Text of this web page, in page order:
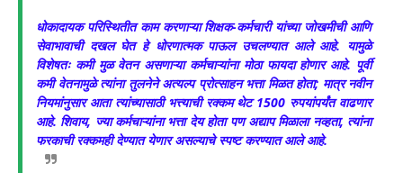
धोकादायक परिस्थितीत काम करणाऱ्या शिक्षक-कर्मचारी यांच्या जोखमीची आणि
सेवाभावाची दखल घेत हे धोरणात्मक पाऊल उचलण्यात आले आहे. यामुळे
विशेषतः कमी मुळ वेतन असणाऱ्या कर्मचाऱ्यांना मोठा फायदा होणार आहे. पूर्वी
कमी वेतनामुळे त्यांना तुलनेने अत्यल्प प्रोत्साहन भत्ता मिळत होता; मात्र नवीन
नियमांनुसार आता त्यांच्यासाठी भत्त्याची रक्कम थेट 1500 रुपयांपर्यंत वाढणार
आहे. शिवाय, ज्या कर्मचाऱ्यांना भत्ता देय होता पण अद्याप मिळाला नव्हता, त्यांना
फरकाची रक्कमही देण्यात येणार असल्याचे स्पष्ट करण्यात आले आहे.